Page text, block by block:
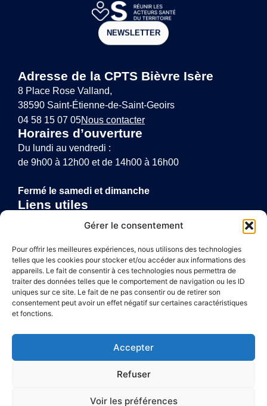
Gérer le consentement
Pour offrir les meilleures expériences, nous utilisons des technologies
telles que les cookies pour stocker et/ou accéder aux informations des
appareils. Le fait de consentir à ces technologies nous permettra de
traiter des données telles que le comportement de navigation ou les ID
uniques sur ce site. Le fait de ne pas consentir ou de retirer son
consentement peut avoir un effet négatif sur certaines caractéristiques
et fonctions.
Accepter
Refuser
Voir les préférences
NEWSLETTER
Adresse de la CPTS Bièvre Isère
8 Place Rose Valland,
38590 Saint-Étienne-de-Saint-Geoirs
04 58 15 07 05Nous contacter
Horaires d’ouverture
Du lundi au vendredi :
de 9h00 à 12h00 et de 14h00 à 16h00
Fermé le samedi et dimanche
Liens utiles
Annuaire de santé
Politique de confidentialité
Plan du site
Mentions légales
Plan du site
Confidentialité